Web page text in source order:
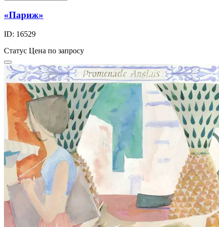
«Париж»
ID: 16529
Статус Цена по запросу